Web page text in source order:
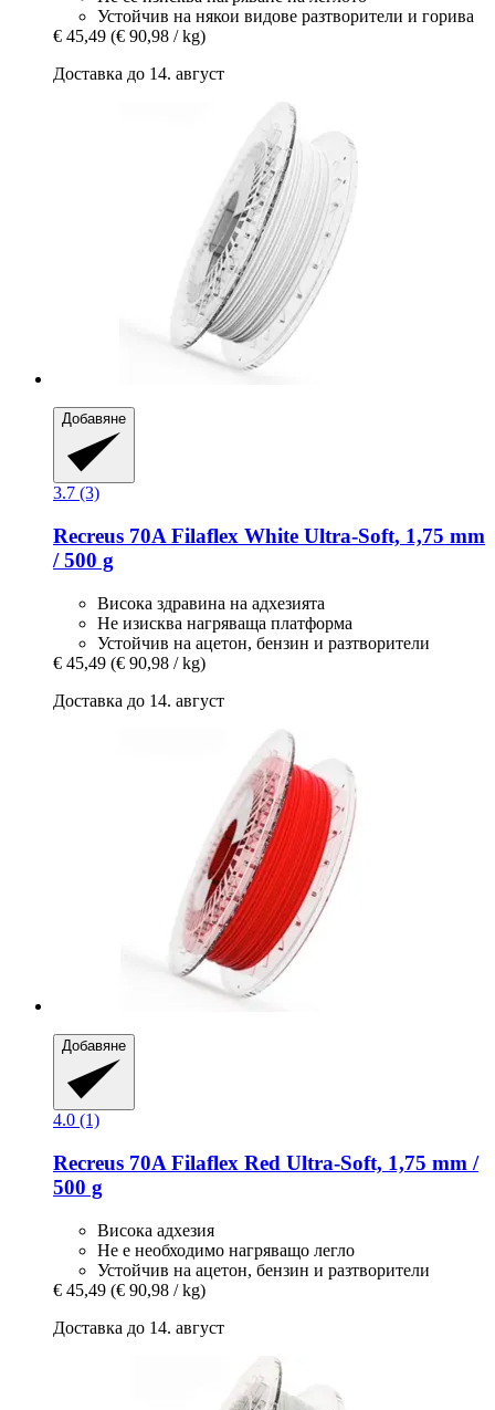
Устойчив на някои видове разтворители и горива
€ 45,49 (€ 90,98 / kg)
Доставка до 14. август
Добавяне
3.7 (3)
Recreus 70A Filaflex White Ultra-​Soft, 1,75 mm
/ 500 g
Висока здравина на адхезията
Не изисква нагряваща платформа
Устойчив на ацетон, бензин и разтворители
€ 45,49 (€ 90,98 / kg)
Доставка до 14. август
Добавяне
4.0 (1)
Recreus 70A Filaflex Red Ultra-​Soft, 1,75 mm /
500 g
Висока адхезия
Не е необходимо нагряващо легло
Устойчив на ацетон, бензин и разтворители
€ 45,49 (€ 90,98 / kg)
Доставка до 14. август